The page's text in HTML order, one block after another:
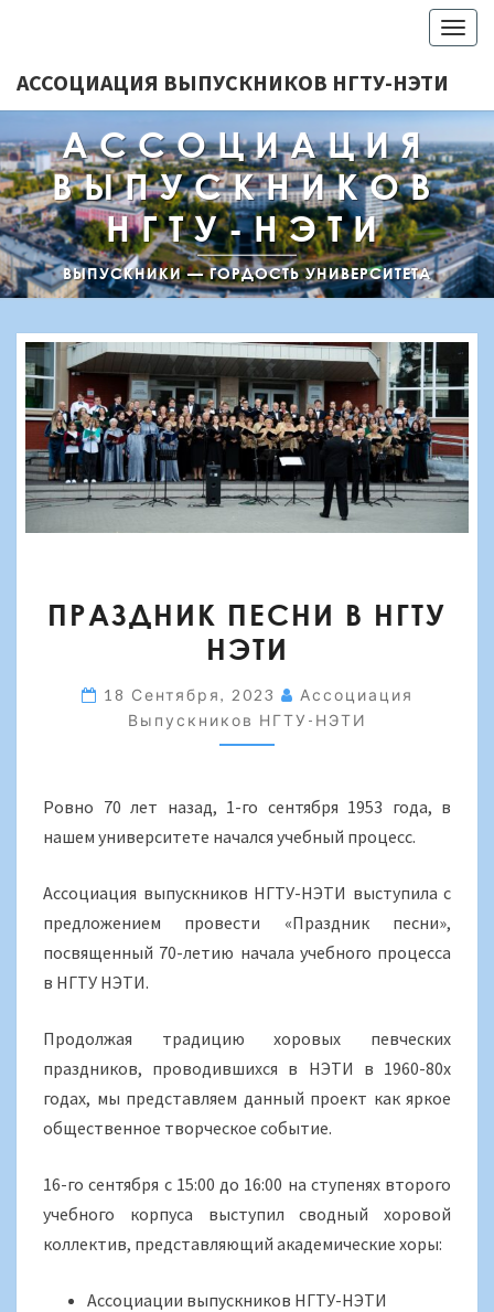
АССОЦИАЦИЯ ВЫПУСКНИКОВ НГТУ-НЭТИ
АССОЦИАЦИЯ
ВЫПУСКНИКОВ
НГТУ-НЭТИ
ВЫПУСКНИКИ — ГОРДОСТЬ УНИВЕРСИТЕТА
ПЕСНИ
В
НЭТИ
ПРАЗДНИК ПЕСНИ В НГТУ
НЭТИ
18 Сентября, 2023
Ассоциация
Выпускников НГТУ-НЭТИ
Ровно 70 лет назад, 1-го сентября 1953 года, в
нашем университете начался учебный процесс.
Ассоциация выпускников НГТУ-НЭТИ выступила с
предложением провести «Праздник песни»,
посвященный 70-летию начала учебного процесса
в НГТУ НЭТИ.
Продолжая традицию хоровых певческих
праздников, проводившихся в НЭТИ в 1960-80х
годах, мы представляем данный проект как яркое
общественное творческое событие.
16-го сентября с 15:00 до 16:00 на ступенях второго
учебного корпуса выступил сводный хоровой
коллектив, представляющий академические хоры:
Ассоциации выпускников НГТУ-НЭТИ